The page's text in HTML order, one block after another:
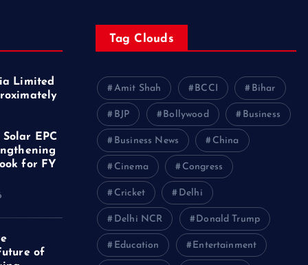
Limited
Solar EPC
for FY
of
Tag Clouds
Amit Shah BCCI Bihar
BJP Bollywood Business
Business News China
Cinema Congress
Cricket Delhi
Delhi NCR Donald Trump
Education Entertainment